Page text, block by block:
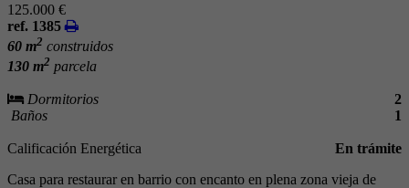
125.000 €
ref. 1385
60 m2 construidos
130 m2 parcela
Dormitorios
2
Baños
1
Calificación Energética
En trámite
Casa para restaurar en barrio con encanto en plena zona vieja de